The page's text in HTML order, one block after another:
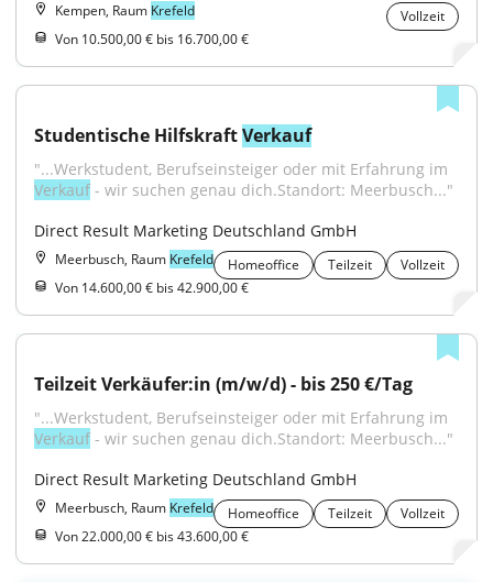
Kempen, Raum Krefeld
Vollzeit
Von 10.500,00 € bis 16.700,00 €
Studentische Hilfskraft Verkauf
Verkauf - wir suchen genau dich.Standort: Meerbusch..."
Direct Result Marketing Deutschland GmbH
Meerbusch, Raum Krefeld Homeoffice Teilzeit
Vollzeit
Von 14.600,00 € bis 42.900,00 €
Teilzeit Verkäufer:in (m/w/d) - bis 250 €/Tag
Verkauf - wir suchen genau dich.Standort: Meerbusch..."
Direct Result Marketing Deutschland GmbH
Meerbusch, Raum Krefeld Homeoffice Teilzeit
Vollzeit
Von 22.000,00 € bis 43.600,00 €